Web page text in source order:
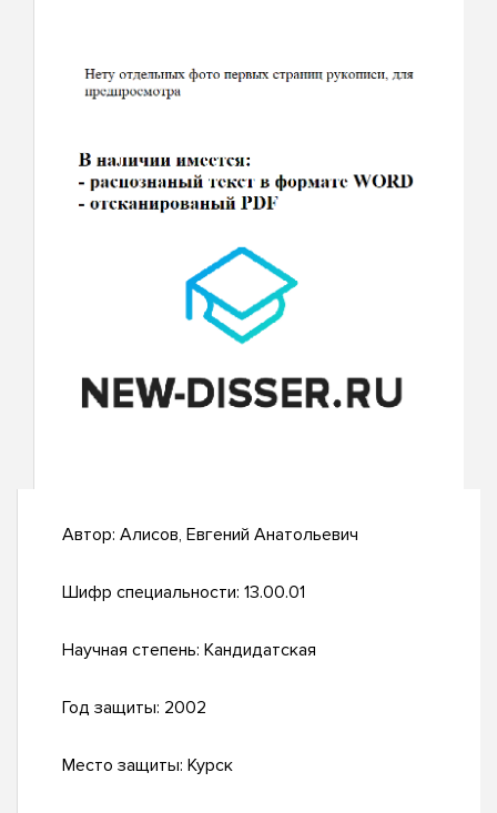
Автор: Алисов, Евгений Анатольевич
Шифр специальности: 13.00.01
Научная степень: Кандидатская
Год защиты: 2002
Место защиты: Курск